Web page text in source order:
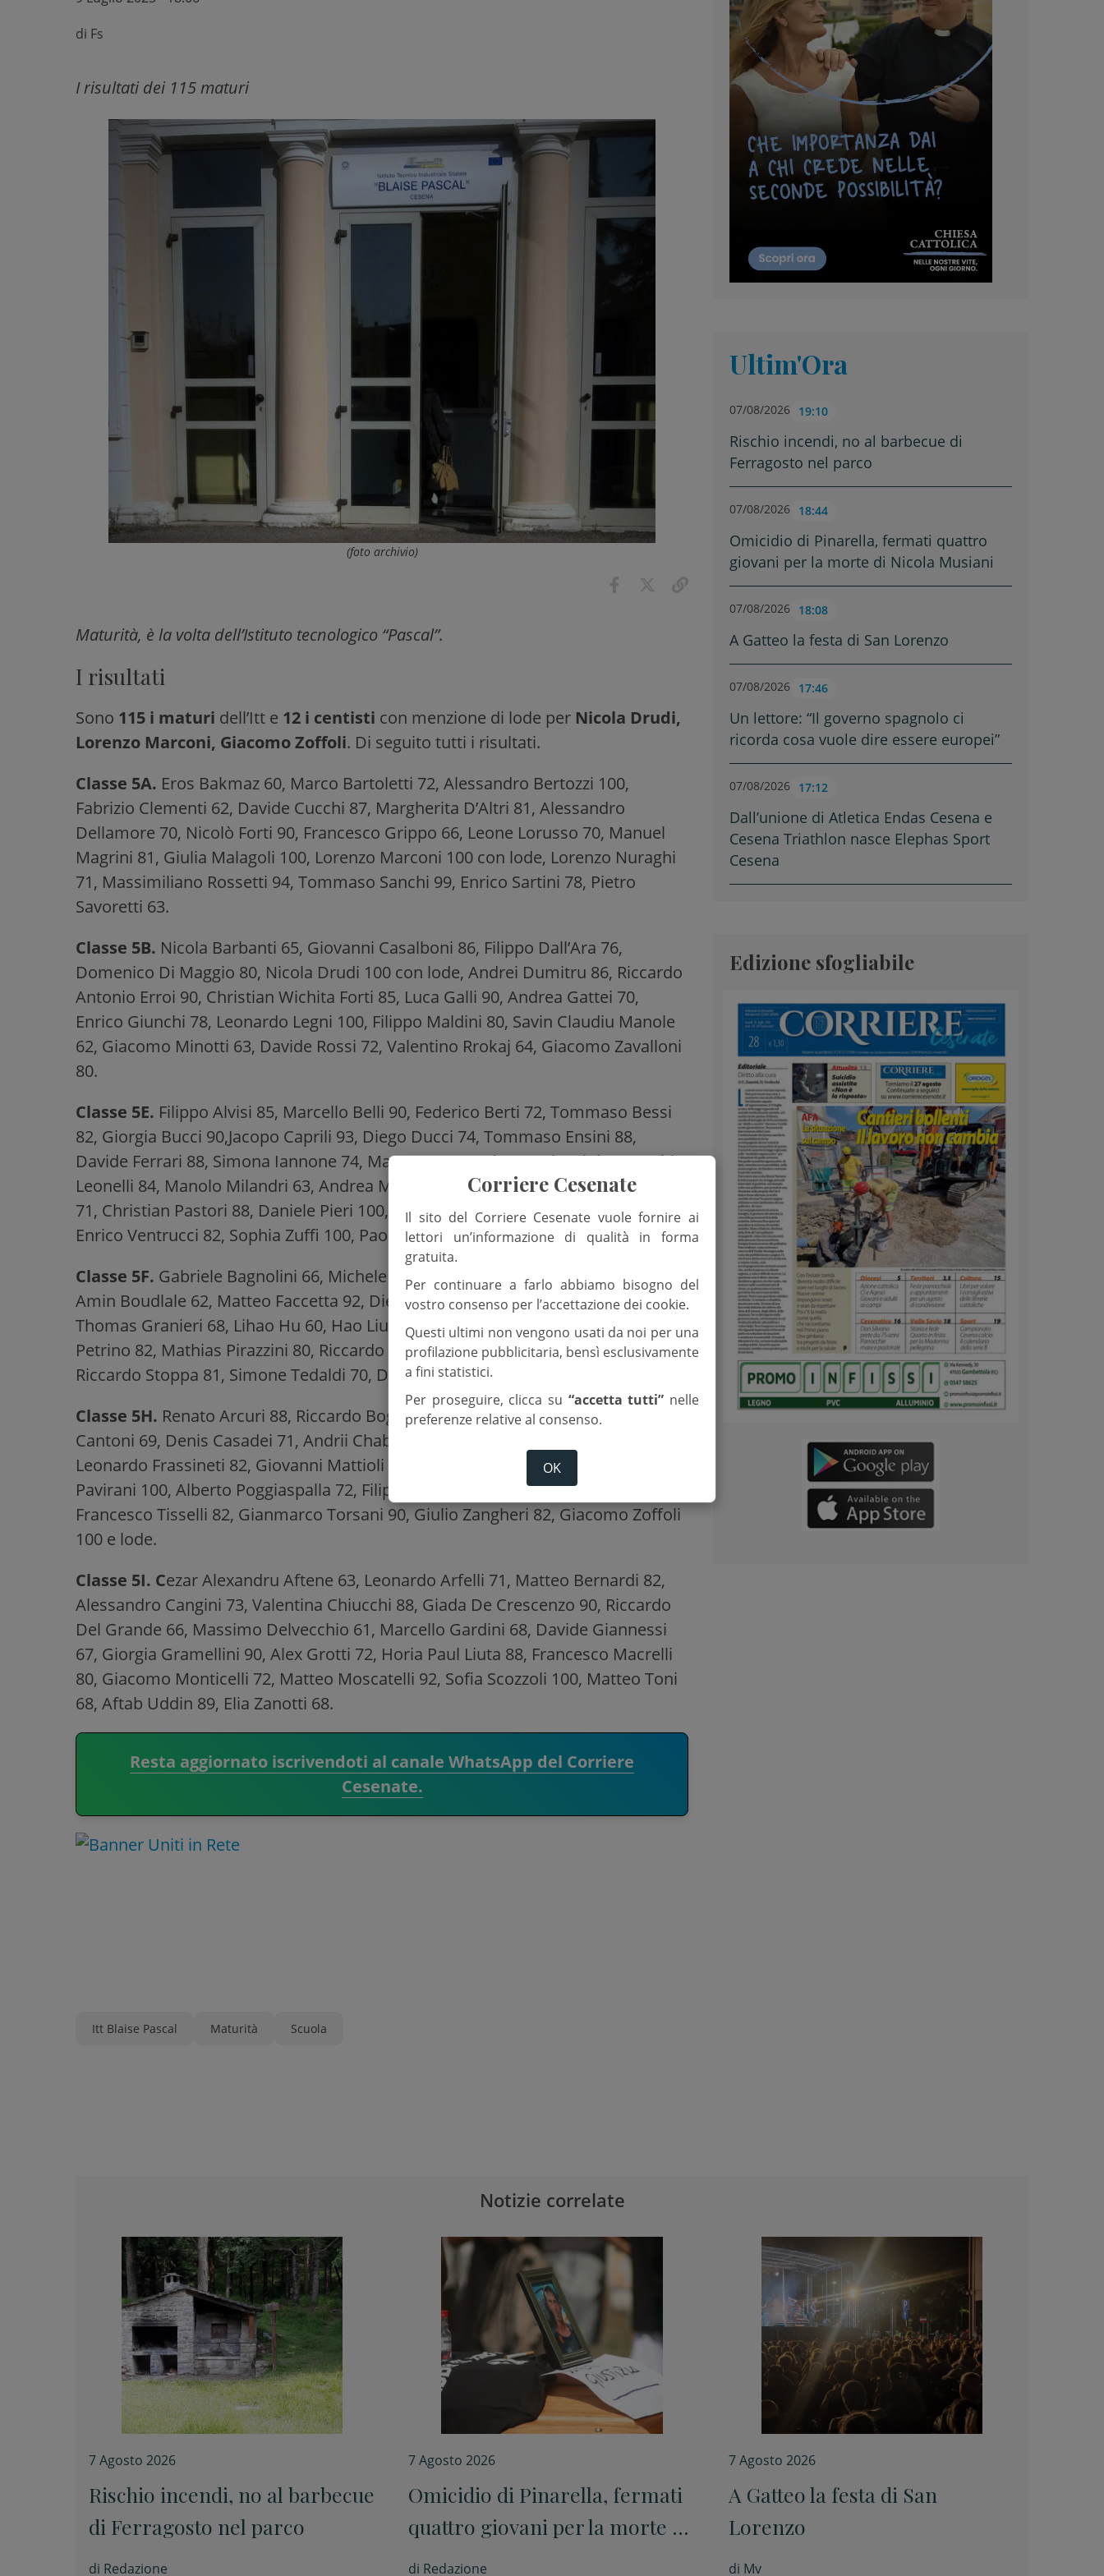
di Fs
I risultati dei 115 maturi
(foto archivio)
Maturità, è la volta dell’Istituto tecnologico “Pascal”.
I risultati
Sono 115 i maturi dell’Itt e 12 i centisti con menzione di lode per Nicola Drudi,
Lorenzo Marconi, Giacomo Zoffoli. Di seguito tutti i risultati.
Classe 5A. Eros Bakmaz 60, Marco Bartoletti 72, Alessandro Bertozzi 100,
Fabrizio Clementi 62, Davide Cucchi 87, Margherita D’Altri 81, Alessandro
Dellamore 70, Nicolò Forti 90, Francesco Grippo 66, Leone Lorusso 70, Manuel
Magrini 81, Giulia Malagoli 100, Lorenzo Marconi 100 con lode, Lorenzo Nuraghi
71, Massimiliano Rossetti 94, Tommaso Sanchi 99, Enrico Sartini 78, Pietro
Savoretti 63.
Classe 5B. Nicola Barbanti 65, Giovanni Casalboni 86, Filippo Dall’Ara 76,
Domenico Di Maggio 80, Nicola Drudi 100 con lode, Andrei Dumitru 86, Riccardo
Antonio Erroi 90, Christian Wichita Forti 85, Luca Galli 90, Andrea Gattei 70,
Enrico Giunchi 78, Leonardo Legni 100, Filippo Maldini 80, Savin Claudiu Manole
62, Giacomo Minotti 63, Davide Rossi 72, Valentino Rrokaj 64, Giacomo Zavalloni
80.
Classe 5E. Filippo Alvisi 85, Marcello Belli 90, Federico Berti 72, Tommaso Bessi
82, Giorgia Bucci 90,Jacopo Caprili 93, Diego Ducci 74, Tommaso Ensini 88,
Davide Ferrari 88, Simona Iannone 74, Marco Iosa 83, Alex Lambertini 73, Davide
Leonelli 84, Manolo Milandri 63, Andrea Minguzzi 86, Lorenzo Damiano Morano
71, Christian Pastori 88, Daniele Pieri 100, Matteo Rossi 82, Alexia Saliani 73,
Enrico Ventrucci 82, Sophia Zuffi 100, Paolo Zuttion 90.
Classe 5F. Gabriele Bagnolini 66, Michele Bagnolini 80, Alessandro Battistini 70,
Amin Boudlale 62, Matteo Faccetta 92, Diego Giangrandi 86, Diego Giovannini 80,
Thomas Granieri 68, Lihao Hu 60, Hao Liu 70, Nikolas Panterini 100, Andrea
Petrino 82, Mathias Pirazzini 80, Riccardo Romagnoli 78, Miriam Santi 100,
Riccardo Stoppa 81, Simone Tedaldi 70, Diego Vagnini 72.
Classe 5H. Renato Arcuri 88, Riccardo Boghetta 78, Manuel Bosi 62, Diego
Cantoni 69, Denis Casadei 71, Andrii Chabaniuk 88, Thomas Di Consoli 65,
Leonardo Frassineti 82, Giovanni Mattioli 68, Matteo Mitrugno 60, Andrea
Pavirani 100, Alberto Poggiaspalla 72, Filippo Renzi 74, Anas Saadouni 79,
Francesco Tisselli 82, Gianmarco Torsani 90, Giulio Zangheri 82, Giacomo Zoffoli
100 e lode.
Classe 5I. Cezar Alexandru Aftene 63, Leonardo Arfelli 71, Matteo Bernardi 82,
Alessandro Cangini 73, Valentina Chiucchi 88, Giada De Crescenzo 90, Riccardo
Del Grande 66, Massimo Delvecchio 61, Marcello Gardini 68, Davide Giannessi
67, Giorgia Gramellini 90, Alex Grotti 72, Horia Paul Liuta 88, Francesco Macrelli
80, Giacomo Monticelli 72, Matteo Moscatelli 92, Sofia Scozzoli 100, Matteo Toni
68, Aftab Uddin 89, Elia Zanotti 68.
Resta aggiornato iscrivendoti al canale WhatsApp del Corriere
Cesenate.
Itt Blaise Pascal Maturità Scuola
Ultim'Ora
07/08/2026 19:10
Rischio incendi, no al barbecue di
Ferragosto nel parco
07/08/2026 18:44
Omicidio di Pinarella, fermati quattro
giovani per la morte di Nicola Musiani
07/08/2026 18:08
A Gatteo la festa di San Lorenzo
07/08/2026 17:46
Un lettore: “Il governo spagnolo ci
ricorda cosa vuole dire essere europei”
07/08/2026 17:12
Dall’unione di Atletica Endas Cesena e
Cesena Triathlon nasce Elephas Sport
Cesena
Edizione sfogliabile
Notizie correlate
7 Agosto 2026
Rischio incendi, no al barbecue
di Ferragosto nel parco
di Redazione
7 Agosto 2026
Omicidio di Pinarella, fermati
quattro giovani per la morte di
Nicola Musiani
di Redazione
7 Agosto 2026
A Gatteo la festa di San
Lorenzo
di Mv
Corriere Cesenate
Il sito del Corriere Cesenate vuole fornire ai
lettori un’informazione di qualità in forma
gratuita.
Per continuare a farlo abbiamo bisogno del
vostro consenso per l’accettazione dei cookie.
Questi ultimi non vengono usati da noi per una
profilazione pubblicitaria, bensì esclusivamente
a fini statistici.
Per proseguire, clicca su “accetta tutti” nelle
preferenze relative al consenso.
OK